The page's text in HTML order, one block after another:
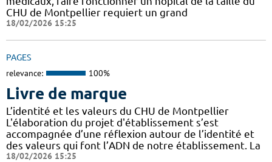
CHU de Montpellier requiert un grand
18/02/2026 15:25
PAGES
relevance: 100%
Livre de marque
L’identité et les valeurs du CHU de Montpellier
L'élaboration du projet d'établissement s’est
accompagnée d’une réflexion autour de l’identité et
des valeurs qui font l’ADN de notre établissement. La
18/02/2026 15:25